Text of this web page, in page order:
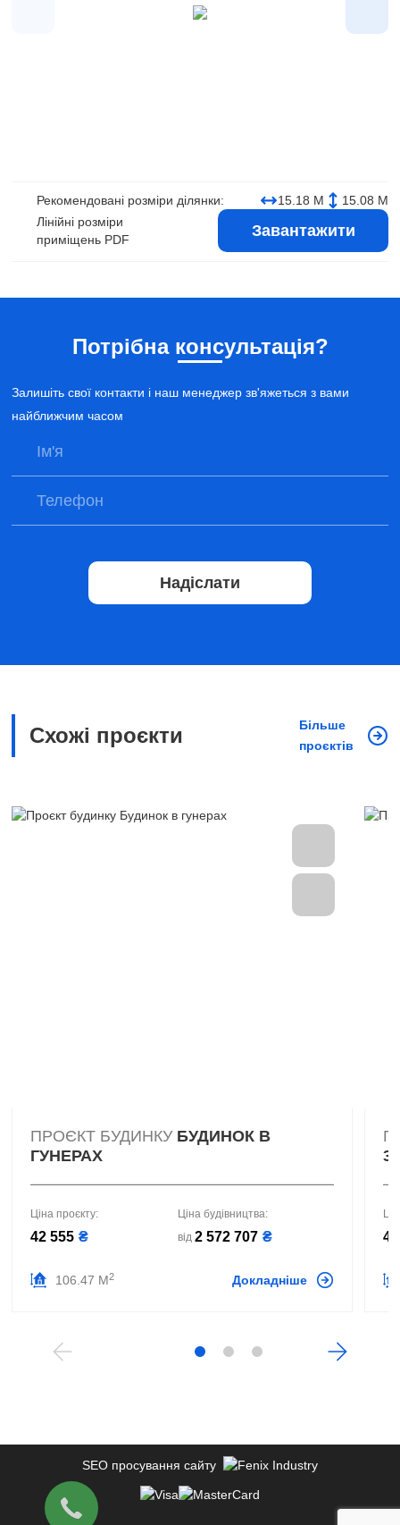
Рекомендовані розміри ділянки: 15.18 М
15.08 М
Лінійні розміри
приміщень PDF
Завантажити
Потрібна консультація?
Залишіть свої контакти і наш менеджер зв'яжеться з вами
найближчим часом
Надіслати
Схожі проєкти
Більше
проєктів
ПРОЄКТ БУДИНКУ БУДИНОК В
ГУНЕРАХ
Ціна проєкту:
42 555 ₴
Ціна будівництва:
від 2 572 707 ₴
106.47 М2 Докладніше
3
SEO просування сайту